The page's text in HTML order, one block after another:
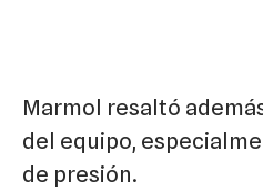
Marmol resaltó
del equipo,
de presión.